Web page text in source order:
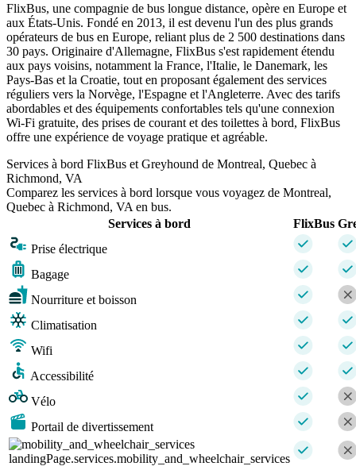
FlixBus, une compagnie de bus longue distance, opère en Europe et
aux États-Unis. Fondé en 2013, il est devenu l'un des plus grands
opérateurs de bus en Europe, reliant plus de 2 500 destinations dans
30 pays. Originaire d'Allemagne, FlixBus s'est rapidement étendu
aux pays voisins, notamment la France, l'Italie, le Danemark, les
Pays-Bas et la Croatie, tout en proposant également des services
réguliers vers la Norvège, l'Espagne et l'Angleterre. Avec des tarifs
abordables et des équipements confortables tels qu'une connexion
Wi-Fi gratuite, des prises de courant et des toilettes à bord, FlixBus
offre une expérience de voyage pratique et agréable.
Services à bord FlixBus et Greyhound de Montreal, Quebec à
Richmond, VA
Comparez les services à bord lorsque vous voyagez de Montreal,
Quebec à Richmond, VA en bus.
Services à bord
FlixBus
Prise électrique
Bagage
Nourriture et boisson
Climatisation
Wifi
Accessibilité
Vélo
Portail de divertissement
landingPage.services.mobility_and_wheelchair_services